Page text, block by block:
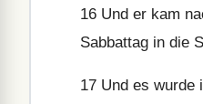
16 Und er kam
Sabbattag in die
17 Und es wurde